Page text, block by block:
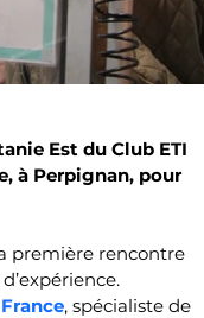
Est du Club ETI
à Perpignan, pour
première rencontre
, spécialiste de